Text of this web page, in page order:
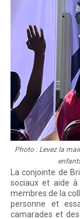
Photo : Levez la
La conjointe de
sociaux et aide à
membres de la
personne et
camarades et